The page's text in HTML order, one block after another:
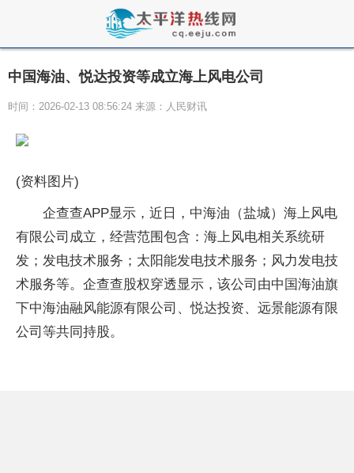
中国海油、悦达投资等成立海上风电公司
时间：2026-02-13 08:56:24 来源：人民财讯
(资料图片)
企查查APP显示，近日，中海油（盐城）海上风电
有限公司成立，经营范围包含：海上风电相关系统研
发；发电技术服务；太阳能发电技术服务；风力发电技
术服务等。企查查股权穿透显示，该公司由中国海油旗
下中海油融风能源有限公司、悦达投资、远景能源有限
公司等共同持股。